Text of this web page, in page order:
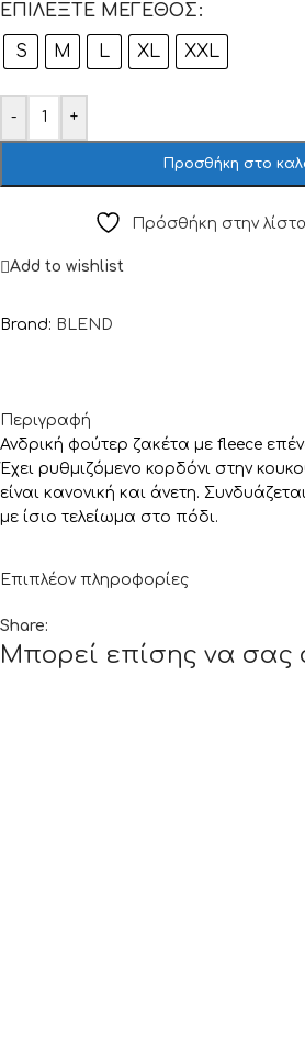
ΕΠΙΛΈΞΤΕ ΜΈΓΕΘΟΣ
S M L XL XXL
- +
Προσθήκη στο
Πρόσθήκη στην
Add to wishlist
Brand: BLEND
Περιγραφή
Ανδρική φούτερ ζακέτα με fleece
Έχει ρυθμιζόμενο κορδόνι στην
είναι κανονική και άνετη.
με ίσιο τελείωμα στο πόδι.
Επιπλέον πληροφορίες
Share:
Μπορεί επίσης να σας